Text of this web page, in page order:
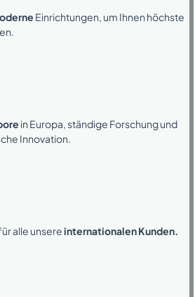
Einrichtungen, um Ihnen höchste
in Europa, ständige Forschung und
Innovation.
alle unsereinternationalen Kunden.